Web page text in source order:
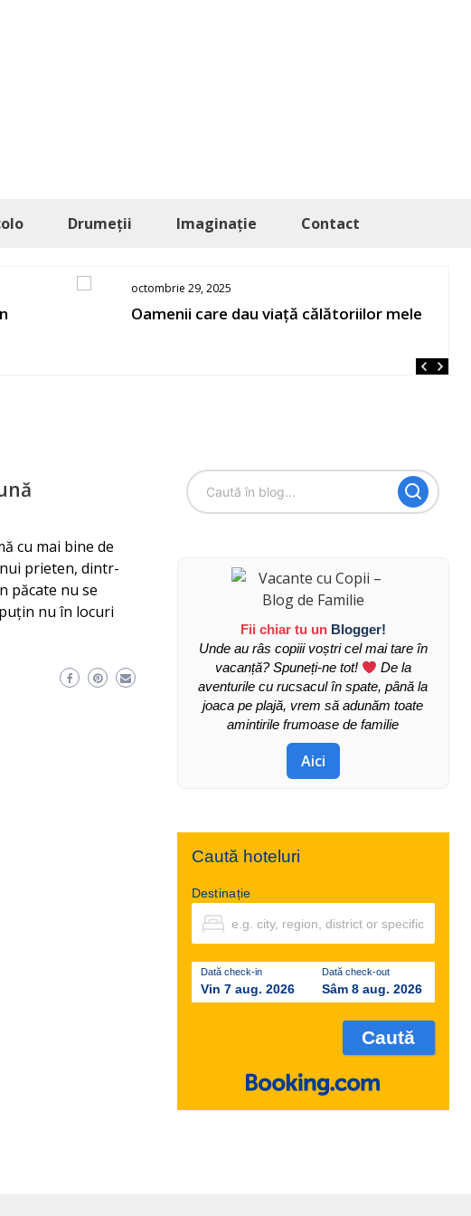
Drumeții Imaginație Contact
octombrie 29, 2025
Oamenii care dau viață călătoriilor mele
cu mai bine de
prieten, dintr-
păcate nu se
nu în locuri
Fii chiar tu un Blogger!
Unde au râs copiii voștri cel mai tare în
vacanță? Spuneți-ne tot!
De la
aventurile cu rucsacul în spate, până la
joaca pe plajă, vrem să adunăm toate
amintirile frumoase de familie
Aici
Caută hoteluri
Destinație
Dată check-in
Vin 7 aug. 2026
Dată check-out
Sâm 8 aug. 2026